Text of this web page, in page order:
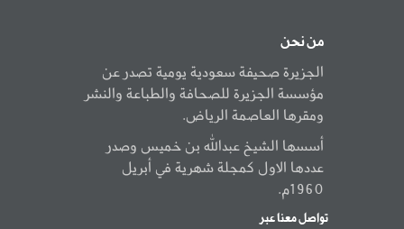
من نحن
الجزيرة صحيفة سعودية يومية تصدر عن
مؤسسة الجزيرة للصحافة والطباعة والنشر
ومقرها العاصمة الرياض.
أسسها الشيخ عبدالله بن خميس وصدر
عددها الاول كمجلة شهرية في أبريل
1960م.
تواصل معنا عبر